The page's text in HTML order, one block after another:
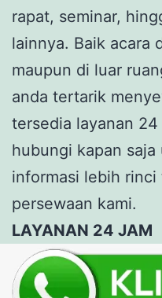
rapat, seminar,
lainnya. Baik acara
maupun di luar
anda tertarik
tersedia layanan
hubungi kapan
informasi lebih
persewaan kami.
LAYANAN 24 JAM